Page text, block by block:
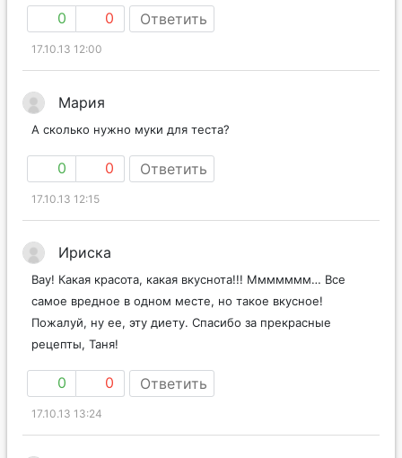
0 0 Ответить
17.10.13 12:00
Мария
А сколько нужно муки для теста?
0 0 Ответить
17.10.13 12:15
Ириска
Вау! Какая красота, какая вкуснота!!! Ммммммм… Все
самое вредное в одном месте, но такое вкусное!
Пожалуй, ну ее, эту диету. Спасибо за прекрасные
рецепты, Таня!
0 0 Ответить
17.10.13 13:24